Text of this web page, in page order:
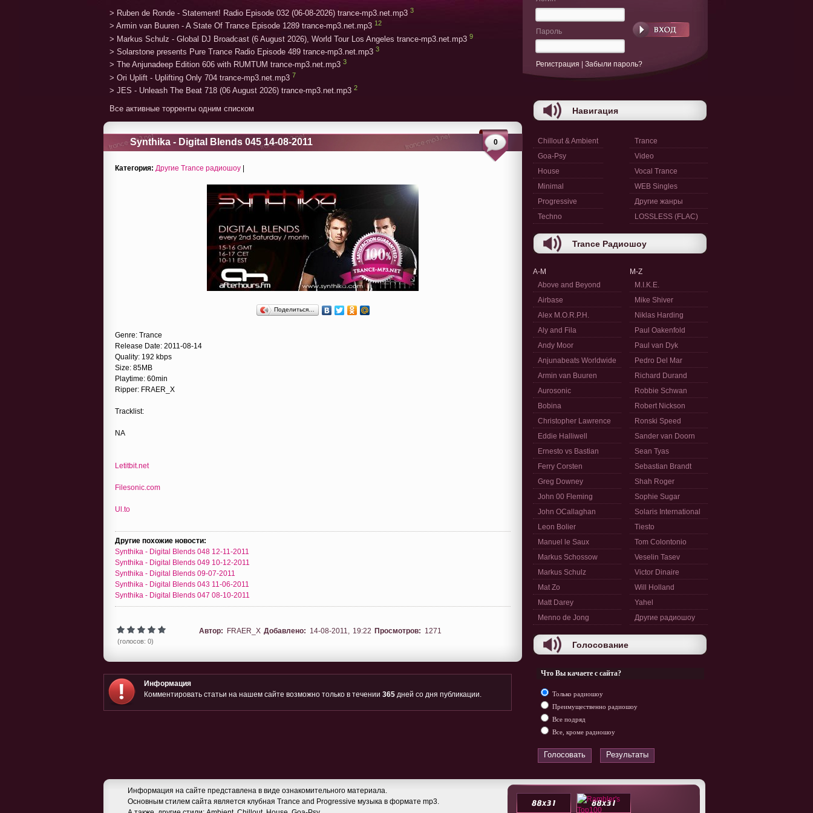
> Ruben de Ronde - Statement! Radio Episode 032 (06-08-2026) trance-mp3.net.mp3 3
> Armin van Buuren - A State Of Trance Episode 1289 trance-mp3.net.mp3 12
> Markus Schulz - Global DJ Broadcast (6 August 2026), World Tour Los Angeles trance-mp3.net.mp3 9
> Solarstone presents Pure Trance Radio Episode 489 trance-mp3.net.mp3 3
> The Anjunadeep Edition 606 with RUMTUM trance-mp3.net.mp3 3
> Ori Uplift - Uplifting Only 704 trance-mp3.net.mp3 7
> JES - Unleash The Beat 718 (06 August 2026) trance-mp3.net.mp3 2
Все активные торренты одним списком
Synthika - Digital Blends 045 14-08-2011 0
Категория: Другие Trance радиошоу |
Поделиться…
Genre: Trance
Release Date: 2011-08-14
Quality: 192 kbps
Size: 85MB
Playtime: 60min
Ripper: FRAER_X
Tracklist:
NA
Letitbit.net
Filesonic.com
Ul.to
Другие похожие новости:
Synthika - Digital Blends 048 12-11-2011
Synthika - Digital Blends 049 10-12-2011
Synthika - Digital Blends 09-07-2011
Synthika - Digital Blends 043 11-06-2011
Synthika - Digital Blends 047 08-10-2011
(голосов: 0)
Автор: FRAER_X Добавлено: 14-08-2011, 19:22 Просмотров: 1271
Информация
Комментировать статьи на нашем сайте возможно только в течении 365 дней со дня публикации.
Пароль
Регистрация Забыли пароль?
Навигация
Chillout & Ambient
Goa-Psy
House
Minimal
Progressive
Techno
Trance
Video
Vocal Trance
WEB Singles
Другие жанры
LOSSLESS (FLAC)
Trance Радиошоу
A-M
Above and Beyond
Airbase
Alex M.O.R.P.H.
Aly and Fila
Andy Moor
Anjunabeats Worldwide
Armin van Buuren
Aurosonic
Bobina
Christopher Lawrence
Eddie Halliwell
Ernesto vs Bastian
Ferry Corsten
Greg Downey
John 00 Fleming
John OCallaghan
Leon Bolier
Manuel le Saux
Markus Schossow
Markus Schulz
Mat Zo
Matt Darey
Menno de Jong
M-Z
M.I.K.E.
Mike Shiver
Niklas Harding
Paul Oakenfold
Paul van Dyk
Pedro Del Mar
Richard Durand
Robbie Schwan
Robert Nickson
Ronski Speed
Sander van Doorn
Sean Tyas
Sebastian Brandt
Shah Roger
Sophie Sugar
Solaris International
Tiesto
Tom Colontonio
Veselin Tasev
Victor Dinaire
Will Holland
Yahel
Другие радиошоу
Голосование
Что Вы качаете с сайта?
Только радиошоу
Преимущественно радиошоу
Все подряд
Все, кроме радиошоу
Голосовать Результаты
Информация на сайте представлена в виде ознакомительного материала.
Основным стилем сайта является клубная Trance and Progressive музыка в формате mp3.